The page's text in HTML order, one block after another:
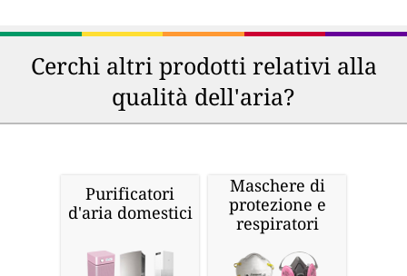
Cerchi altri prodotti relativi alla
qualità dell'aria?
Purificatori
d'aria domestici
Maschere di
protezione e
respiratori